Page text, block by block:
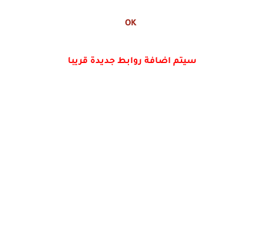
OK
سيتم اضافة روابط جديدة قريبا